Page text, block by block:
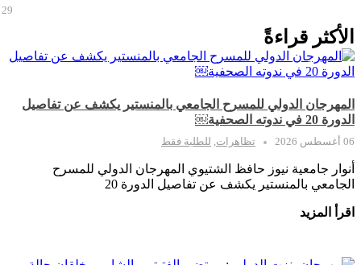
29 يوليو 2026
الأكثر قراءةً
المهرجان الدولي للمسرح الجامعي بالمنستير يكشف عن تفاصيل
الدورة 20 في ندوته الصحفية￼
06 أغسطس 2026 تظاهرات للطلبة فقط
أنوار جامعية نيوز حافظ الشتيوي المهرجان الدولي للمسرح
الجامعي بالمنستير يكشف عن تفاصيل الدورة 20
اقرأ المزيد